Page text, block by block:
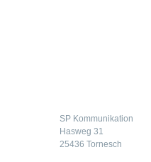
SP Kommunikation
Hasweg 31
25436 Tornesch